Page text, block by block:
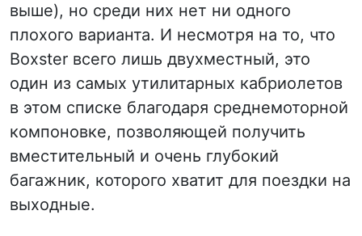
выше), но среди них нет ни одного
плохого варианта. И несмотря на то, что
Boxster всего лишь двухместный, это
один из самых утилитарных кабриолетов
в этом списке благодаря среднемоторной
компоновке, позволяющей получить
вместительный и очень глубокий
багажник, которого хватит для поездки на
выходные.